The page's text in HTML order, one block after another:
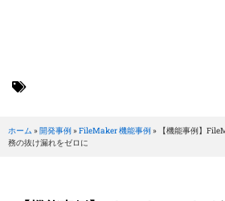
ホーム »開発事例»FileMaker 機能事例»
【機能事例】
務の抜け漏れをゼロに